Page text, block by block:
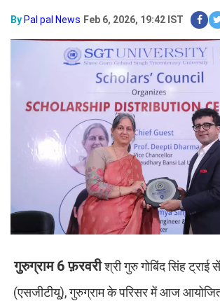
By Pal pal News Feb 6, 2026, 19:42 IST
गुरुग्राम 6 फ़रवरीश्री गुरु गोबिंद सिंह ट्राई
(एसजीटीयू), गुरुग्राम के परिसर में आज